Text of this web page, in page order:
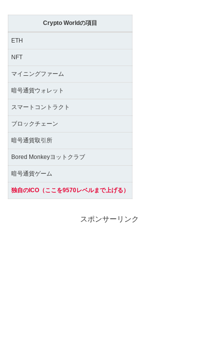
Crypto Worldの項目
ETH
NFT
マイニングファーム
暗号通貨ウォレット
スマートコントラクト
ブロックチェーン
暗号通貨取引所
Bored Monkeyヨットクラブ
暗号通貨ゲーム
独自のICO（ここを9570レベルまで上げる）
スポンサーリンク